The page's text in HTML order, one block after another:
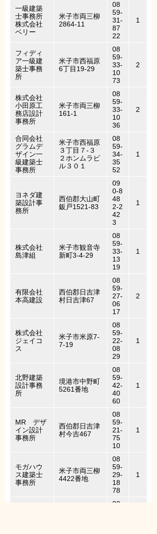
一級建築
士事務所
株式会社
ベリー
米子市両三柳
2864-11
08
59-
31-
87
22
1
フィディ
ア一級建
築士事務
所
米子市西福原
6丁目19-29
08
59-
33-
10
73
2
株式会社
小田原工
務店設計
事務所
米子市両三柳
161-1
08
59-
33-
10
36
2
合同会社
グラムデ
ザイン一
級建築士
事務所
米子市西福原
３丁目７-３
２ホンムラビ
ル３０１
08
59-
34-
35
52
1
ヨネダ建
築設計事
務所
西伯郡大山町
鈑戸1521-83
09
0-8
48
2-2
42
3
1
株式会社
島津組
米子市観音寺
新町3-4-29
08
59-
33-
13
19
1
有限会社
本高建設
西伯郡日吉津
村日吉津67
08
59-
27-
06
17
2
株式会社
ジェイコ
ス
米子市米原7-
7-19
08
59-
22-
08
29
1
北野建築
設計事務
所
境港市中野町
5261番地
08
59-
42-
40
60
1
MR デザ
イン設計
事務所
西伯郡日吉津
村今吉467
08
59-
21-
75
10
1
モガハウ
ス建築士
事務所
米子市両三柳
4422番地
08
59-
29-
18
78
1
08